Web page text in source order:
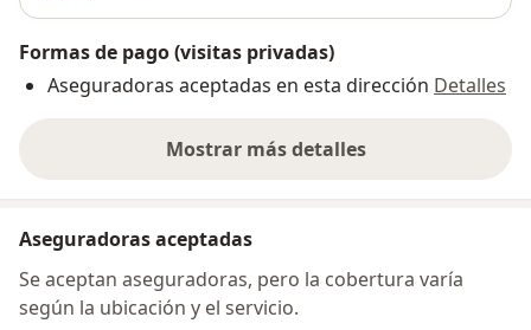
Formas de pago (visitas privadas)
Aseguradoras aceptadas en esta dirección Detalles
Mostrar más detalles
sobre la dirección
Aseguradoras aceptadas
Se aceptan aseguradoras, pero la cobertura varía
según la ubicación y el servicio.